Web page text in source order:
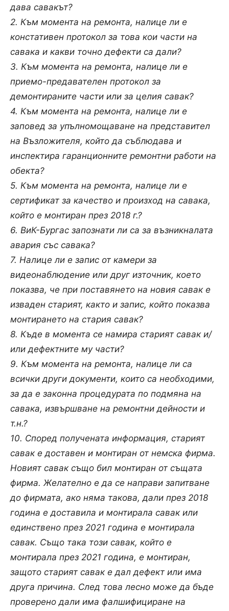
дава савакът?
2. Към момента на ремонта, налице ли е
констативен протокол за това кои части на
савака и какви точно дефекти са дали?
3. Към момента на ремонта, налице ли е
приемо-предавателен протокол за
демонтираните части или за целия савак?
4. Към момента на ремонта, налице ли е
заповед за упълномощаване на представител
на Възложителя, който да съблюдава и
инспектира гаранционните ремонтни работи на
обекта?
5. Към момента на ремонта, налице ли е
сертификат за качество и произход на савака,
който е монтиран през 2018 г.?
6. ВиК-Бургас запознати ли са за възникналата
авария със савака?
7. Налице ли е запис от камери за
видеонаблюдение или друг източник, което
показва, че при поставянето на новия савак е
изваден старият, както и запис, който показва
монтирането на стария савак?
8. Къде в момента се намира старият савак и/
или дефектните му части?
9. Към момента на ремонта, налице ли са
всички други документи, които са необходими,
за да е законна процедурата по подмяна на
савака, извършване на ремонтни дейности и
т.н.?
10. Според получената информация, старият
савак е доставен и монтиран от немска фирма.
Новият савак също бил монтиран от същата
фирма. Желателно е да се направи запитване
до фирмата, ако няма такова, дали през 2018
година е доставила и монтирала савак или
единствено през 2021 година е монтирала
савак. Също така този савак, който е
монтирала през 2021 година, е монтиран,
защото старият савак е дал дефект или има
друга причина. След това лесно може да бъде
проверено дали има фалшифициране на